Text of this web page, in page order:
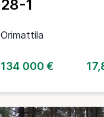
28-1
Orimattila
134 000 €